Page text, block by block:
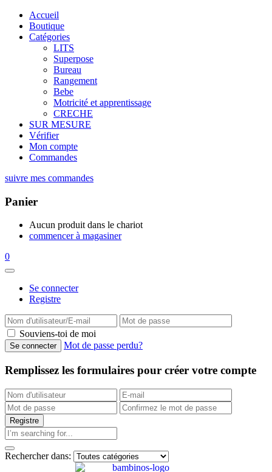
Accueil
Boutique
Catégories
LITS
Superpose
Bureau
Rangement
Bebe
Motricité et apprentissage
CRECHE
SUR MESURE
Vérifier
Mon compte
Commandes
suivre mes commandes
Panier
Aucun produit dans le chariot
commencer à magasiner
0
Se connecter
Registre
Souviens-toi de moi
Mot de passe perdu?
Remplissez les formulaires pour créer votre compte
Rechercher dans: